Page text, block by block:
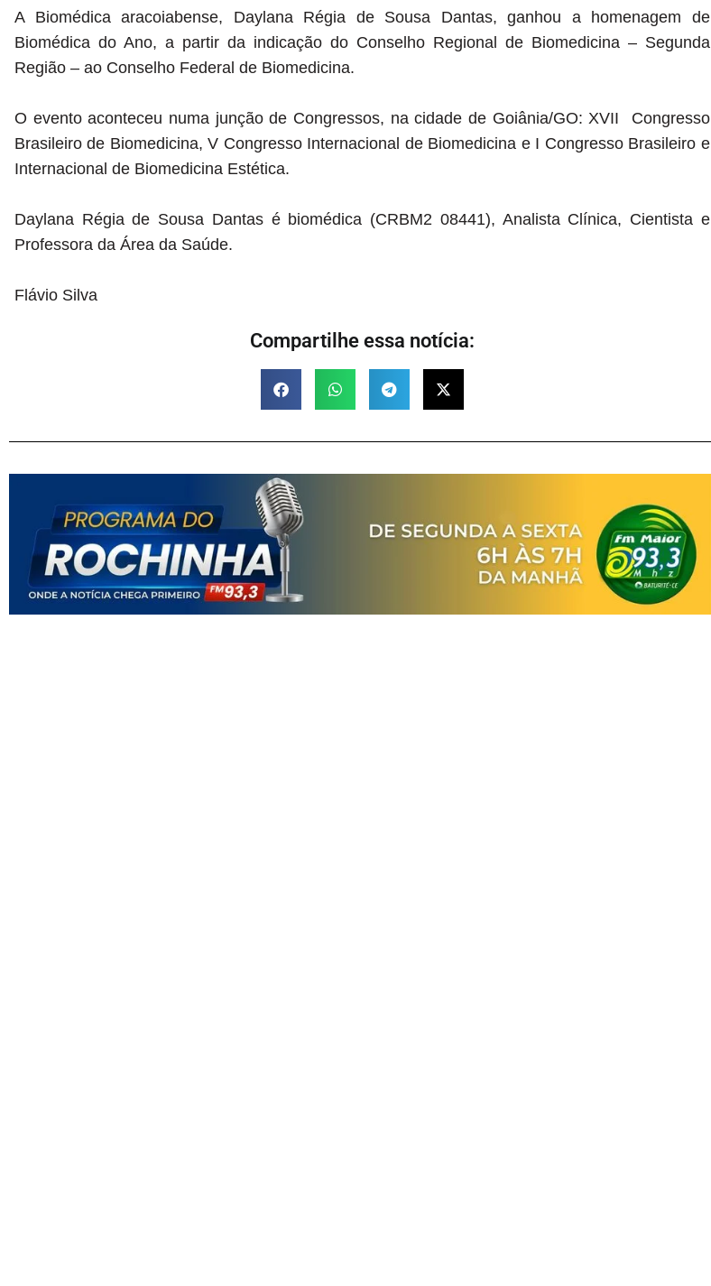
A Biomédica aracoiabense, Daylana Régia de Sousa Dantas, ganhou a homenagem de
Biomédica do Ano, a partir da indicação do Conselho Regional de Biomedicina – Segunda
Região – ao Conselho Federal de Biomedicina.
O evento aconteceu numa junção de Congressos, na cidade de Goiânia/GO: XVII Congresso
Brasileiro de Biomedicina, V Congresso Internacional de Biomedicina e I Congresso Brasileiro e
Internacional de Biomedicina Estética.
Daylana Régia de Sousa Dantas é biomédica (CRBM2 08441), Analista Clínica, Cientista e
Professora da Área da Saúde.
Flávio Silva
Compartilhe essa notícia: